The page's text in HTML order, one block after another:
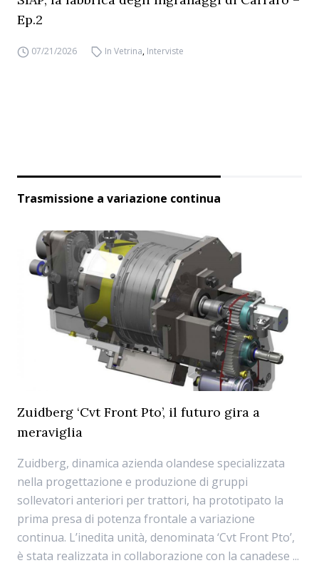
Ep.2
07/21/2026 In Vetrina, Interviste
Trasmissione a variazione continua
Zuidberg ‘Cvt Front Pto’, il futuro gira a
meraviglia
Zuidberg, dinamica azienda olandese specializzata
nella progettazione e produzione di gruppi
sollevatori anteriori per trattori, ha prototipato la
prima presa di potenza frontale a variazione
continua. L’inedita unità, denominata ‘Cvt Front Pto’,
è stata realizzata in collaborazione con la canadese ...